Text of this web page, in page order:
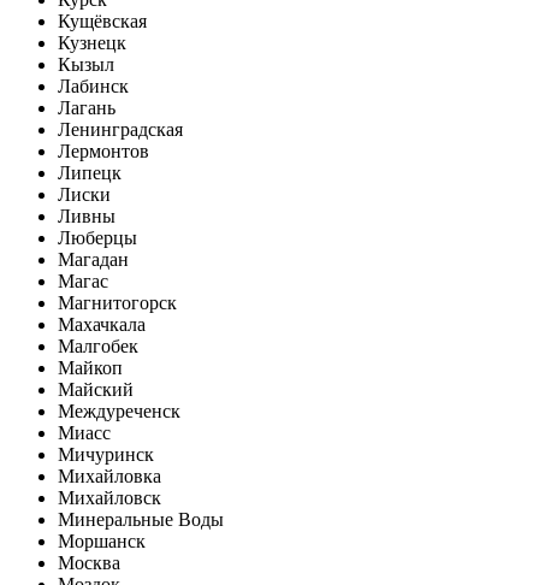
Кущёвская
Кузнецк
Кызыл
Лабинск
Лагань
Ленинградская
Лермонтов
Липецк
Лиски
Ливны
Люберцы
Магадан
Магас
Магнитогорск
Махачкала
Малгобек
Майкоп
Майский
Междуреченск
Миасс
Мичуринск
Михайловка
Михайловск
Минеральные Воды
Моршанск
Москва